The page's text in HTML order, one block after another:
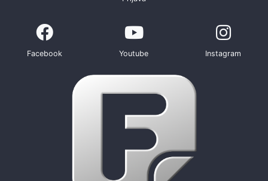
Facebook Youtube Instagram